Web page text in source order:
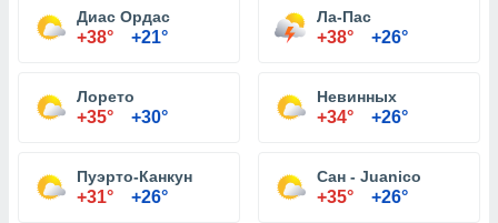
Диас Ордас
+38° +21°
Ла-Пас
+38° +26°
Лорето
+35° +30°
Невинных
+34° +26°
Пуэрто-Канкун
+31° +26°
Сан - Juanico
+35° +26°